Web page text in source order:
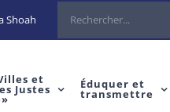
Shoah Rechercher
et
Justes Éduquer et
transmettre